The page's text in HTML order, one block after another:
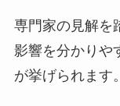
専門家の見解を
影響を分かりや
が挙げられます。